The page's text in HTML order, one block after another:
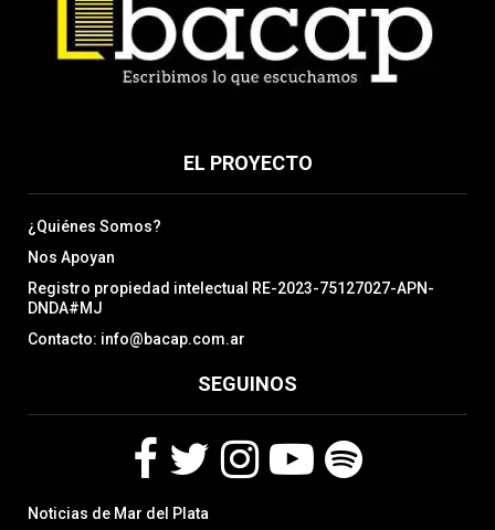
EL PROYECTO
¿Quiénes Somos?
Nos Apoyan
Registro propiedad intelectual RE-2023-75127027-APN-
DNDA#MJ
Contacto: info@bacap.com.ar
SEGUINOS
a
w
Noticias de Mar del Plata